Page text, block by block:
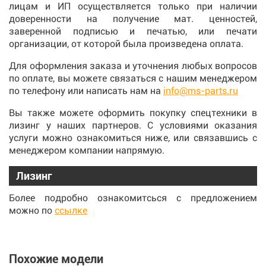
лицам и ИП осуществляется только при наличии
доверенности на получение мат. ценностей,
заверенной подписью и печатью, или печати
организации, от которой была произведена оплата.
Для оформления заказа и уточнения любых вопросов
по оплате, вы можете связаться с нашим менеджером
по телефону или написать нам на info@ms-parts.ru
Вы также можете оформить покупку спецтехники в
лизинг у наших партнеров. С условиями оказания
услуги можно ознакомиться ниже, или связавшись с
менеджером компании напрямую.
Лизинг
Более подробно ознакомитсься с предложением
можно по ссылке
Похожие модели